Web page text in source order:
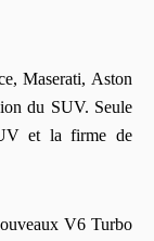
Maserati, Aston
du SUV. Seule
et la firme de
V6 Turbo